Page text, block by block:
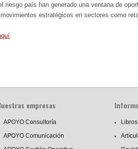
riesgo país han generado una ventana de
estratégicos en sectores como
.
empresas
APOYO Consultoría
APOYO Comunicación